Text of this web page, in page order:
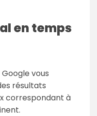
en temps
vous
résultats
correspondant à